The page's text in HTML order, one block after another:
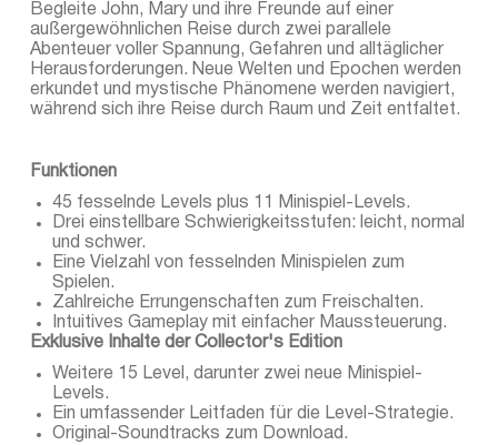
Begleite John, Mary und ihre Freunde auf einer
außergewöhnlichen Reise durch zwei parallele
Abenteuer voller Spannung, Gefahren und alltäglicher
Herausforderungen. Neue Welten und Epochen werden
erkundet und mystische Phänomene werden navigiert,
während sich ihre Reise durch Raum und Zeit entfaltet.
Funktionen
45 fesselnde Levels plus 11 Minispiel-Levels.
Drei einstellbare Schwierigkeitsstufen: leicht, normal
und schwer.
Eine Vielzahl von fesselnden Minispielen zum
Spielen.
Zahlreiche Errungenschaften zum Freischalten.
Intuitives Gameplay mit einfacher Maussteuerung.
Exklusive Inhalte der Collector's Edition
Weitere 15 Level, darunter zwei neue Minispiel-
Levels.
Ein umfassender Leitfaden für die Level-Strategie.
Original-Soundtracks zum Download.